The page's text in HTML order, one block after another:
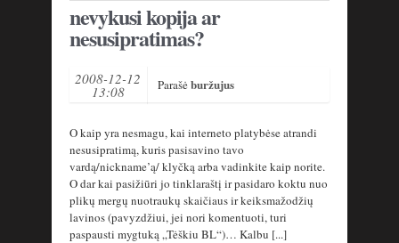
nevykusi kopija ar
nesusipratimas?
2008-12-12
13:08 Parašėburžujus
O kaip yra nesmagu, kai interneto platybėse atrandi
nesusipratimą, kuris pasisavino tavo
vardą/nickname’ą/ klyčką arba vadinkite kaip norite.
O dar kai pasižiūri jo tinklaraštį ir pasidaro koktu nuo
plikų mergų nuotraukų skaičiaus ir keiksmažodžių
lavinos (pavyzdžiui, jei nori komentuoti, turi
paspausti mygtuką „Tėškiu BL“)… Kalbu [...]